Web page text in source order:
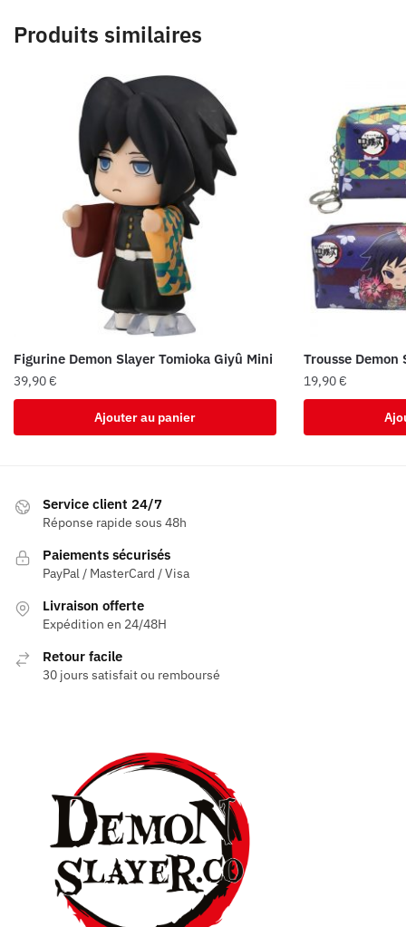
Produits similaires
Figurine Demon Slayer Tomioka Giyû Mini
39,90€
Ajouter au panier
Trousse Demon
19,90€
Service client 24/7
Réponse rapide sous 48h
Paiements sécurisés
PayPal / MasterCard / Visa
Livraison offerte
Expédition en 24/48H
Retour facile
30 jours satisfait ou remboursé